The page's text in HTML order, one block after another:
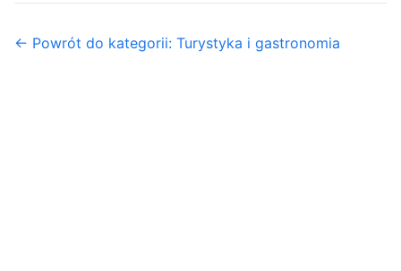
← Powrót do kategorii: Turystyka i gastronomia